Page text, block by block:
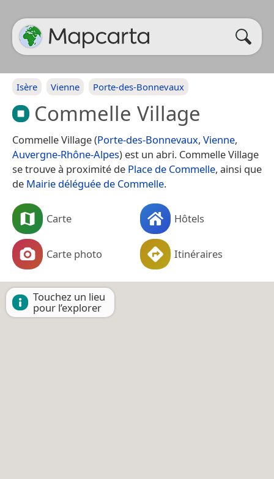
Isère Vienne Porte-des-Bonnevaux
Commelle Village
Commelle Village (Porte-des-Bonnevaux, Vienne,
Auvergne-Rhône-Alpes) est un abri. Commelle Village
se trouve à proximité de Place de Commelle, ainsi que
de Mairie déléguée de Commelle.
Carte Hôtels
Carte photo Itinéraires
Touchez un lieu
pour l’explorer